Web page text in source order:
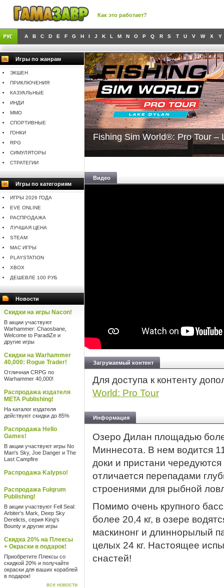
Как это работает?
A B C D E F G H I J K L M N O P Q R S T U V W X Y
Игры по жанрам
ЭКШЕН
ПРИКЛЮЧЕНИЯ
КАЗУАЛЬНЫЕ
ИНДИ
MMO
СПОРТИВНЫЕ
ГОНКИ
RPG
СИМУЛЯТОРЫ
СТРАТЕГИИ
Игры по категориям
ИГРЫ 2026 ГОДА
EVE ONLINE
РАСПРОДАЖА
ЛУЧШАЯ ЦЕНА
STEAM
MAC ИГРЫ
PLAYSTATION
XBOX
ДЕШЕВЛЕ 100 РУБ
Новости
Скидки на игры Nacon!
В акции участвуют
Warhammer: Chaosbane,
Welcome to ParadiZe и
другие игры
Скидки на Warhammer
40,000: Rogue Trader!
Отличная CRPG по
Warhammer 40,000!
Распродажа издателя
META Publishing!
На каталог издателя
действуют скидки до 85%
Распродажа Hello
Games!
В акции участвуют игры No
Man's Sky, Joe Danger и The
Last Campfire
Распродажа Kalypso!
Распродажа Fulqrum
Publishing!
В акции участвуют Fell Seal:
Arbiter's Mark, Deep Sky
Derelicts, серия King's
Bounty и другие игры
Скидка 20% на Плексы
+ Окраски в подарок!
Приобретите Плексы со
скидкой 20% и получайте
окраски для ваших кораблей
в подарок!
все новости
Fishing Sim World®: Pro Tour –
Видео
Загружаемый контент
Для доступа к контенту
World: Pro Tour
Информация
Озеро Дилан площадью
Миннесота. В нем водится
доки и пристани
отличается перепадами
строениями для рыбной
Помимо очень крупного
более 20,4 кг, в озере
маскинонг и длиннорылый
целых 24 кг. Настоящее
снастей!